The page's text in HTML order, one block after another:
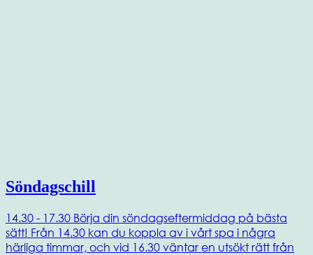
Söndagschill
14.30 - 17.30 Börja din söndagseftermiddag på bästa
sätt! Från 14.30 kan du koppla av i vårt spa i några
härliga timmar, och vid 16.30 väntar en utsökt rätt från